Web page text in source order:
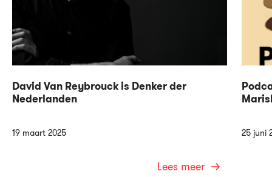
19 maart 2025
David Van Reybrouck is Denker der
Nederlanden
Lees meer
25 juni